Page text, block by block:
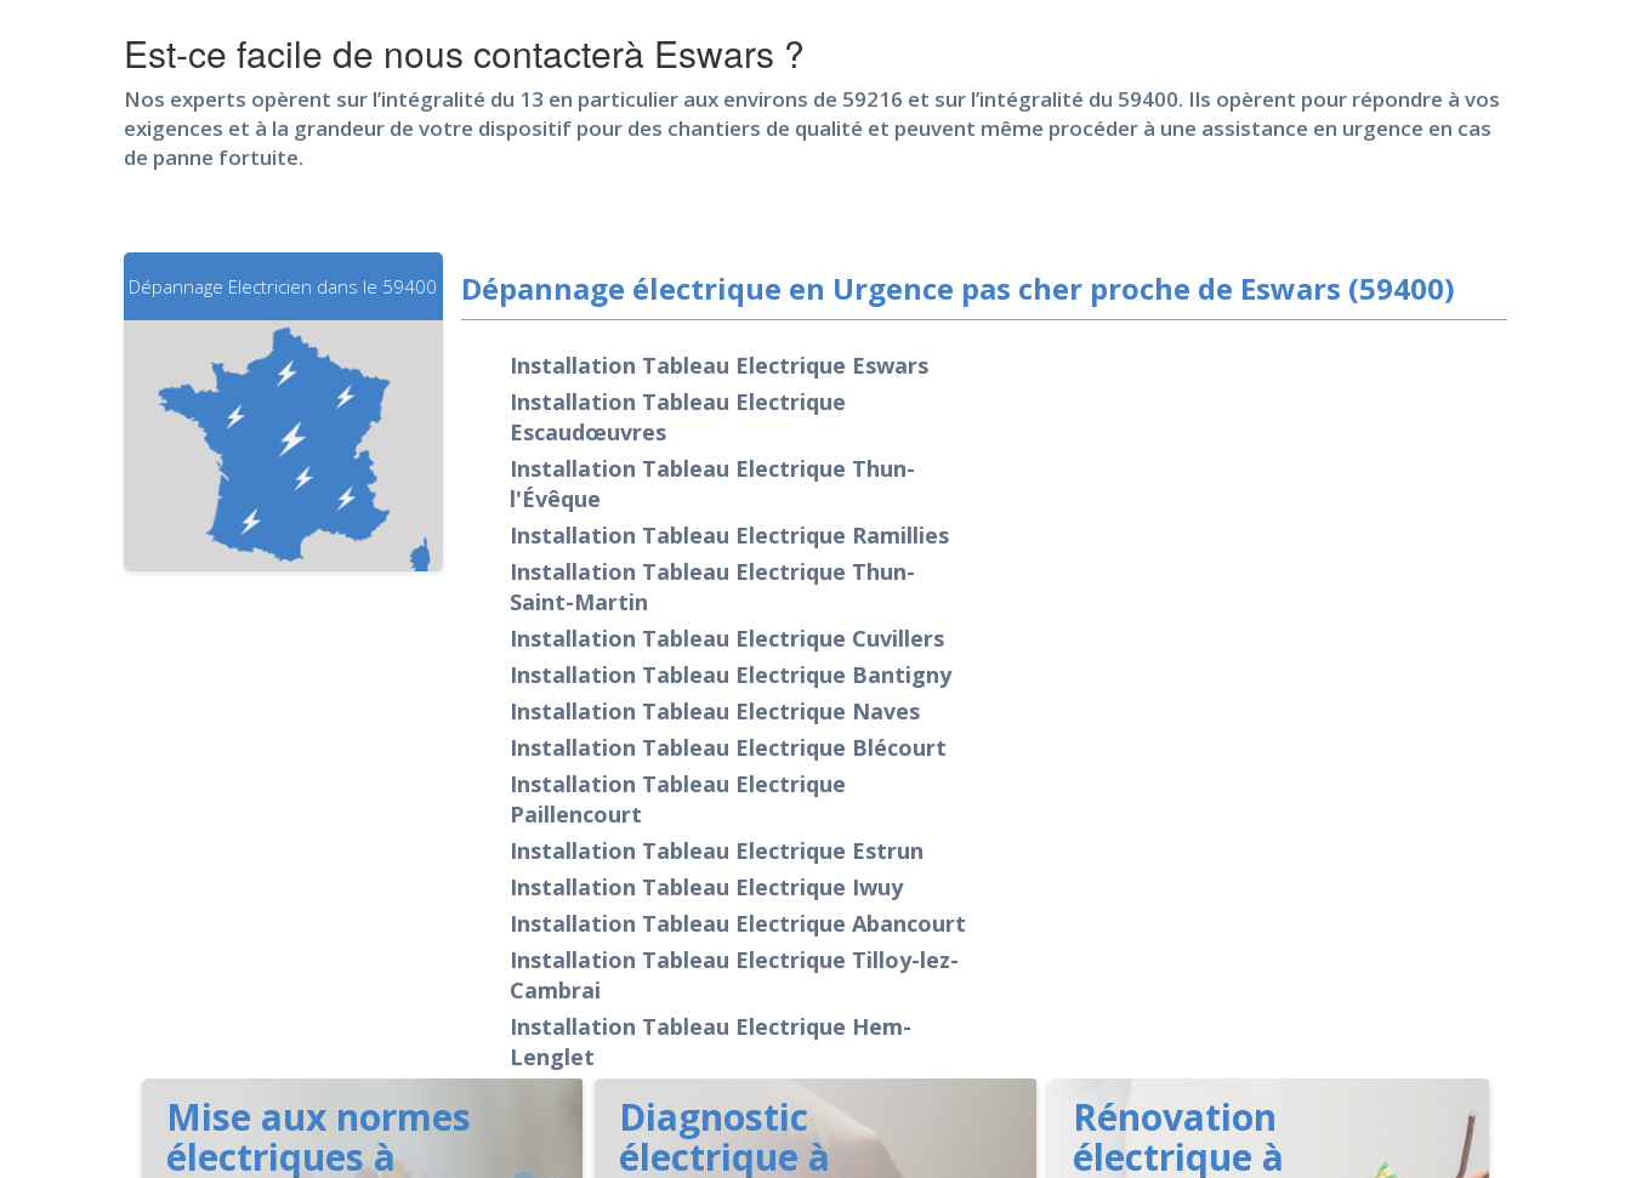
Est-ce facile de nous contacterà Eswars ?
Nos experts opèrent sur l’intégralité du 13 en particulier aux environs de 59216 et sur l’intégralité du 59400. Ils opèrent pour répondre à vos
exigences et à la grandeur de votre dispositif pour des chantiers de qualité et peuvent même procéder à une assistance en urgence en cas
de panne fortuite.
Dépannage Electricien dans le 59400 Dépannage électrique en Urgence pas cher proche de Eswars (59400)
Installation Tableau Electrique Eswars
Installation Tableau Electrique
Escaudœuvres
Installation Tableau Electrique Thun-
l'Évêque
Installation Tableau Electrique Ramillies
Installation Tableau Electrique Thun-
Saint-Martin
Installation Tableau Electrique Cuvillers
Installation Tableau Electrique Bantigny
Installation Tableau Electrique Naves
Installation Tableau Electrique Blécourt
Installation Tableau Electrique
Paillencourt
Installation Tableau Electrique Estrun
Installation Tableau Electrique Iwuy
Installation Tableau Electrique Abancourt
Installation Tableau Electrique Tilloy-lez-
Cambrai
Installation Tableau Electrique Hem-
Lenglet
Mise aux normes
électriques à
Diagnostic
électrique à
Rénovation
électrique à